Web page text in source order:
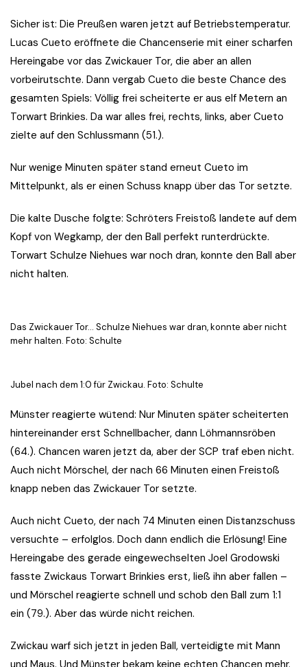
Sicher ist: Die Preußen waren jetzt auf Betriebstemperatur.
Lucas Cueto eröffnete die Chancenserie mit einer scharfen
Hereingabe vor das Zwickauer Tor, die aber an allen
vorbeirutschte. Dann vergab Cueto die beste Chance des
gesamten Spiels: Völlig frei scheiterte er aus elf Metern an
Torwart Brinkies. Da war alles frei, rechts, links, aber Cueto
zielte auf den Schlussmann (51.).
Nur wenige Minuten später stand erneut Cueto im
Mittelpunkt, als er einen Schuss knapp über das Tor setzte.
Die kalte Dusche folgte: Schröters Freistoß landete auf dem
Kopf von Wegkamp, der den Ball perfekt runterdrückte.
Torwart Schulze Niehues war noch dran, konnte den Ball aber
nicht halten.
Das Zwickauer Tor… Schulze Niehues war dran, konnte aber nicht
mehr halten. Foto: Schulte
Jubel nach dem 1:0 für Zwickau. Foto: Schulte
Münster reagierte wütend: Nur Minuten später scheiterten
hintereinander erst Schnellbacher, dann Löhmannsröben
(64.). Chancen waren jetzt da, aber der SCP traf eben nicht.
Auch nicht Mörschel, der nach 66 Minuten einen Freistoß
knapp neben das Zwickauer Tor setzte.
Auch nicht Cueto, der nach 74 Minuten einen Distanzschuss
versuchte – erfolglos. Doch dann endlich die Erlösung! Eine
Hereingabe des gerade eingewechselten Joel Grodowski
fasste Zwickaus Torwart Brinkies erst, ließ ihn aber fallen –
und Mörschel reagierte schnell und schob den Ball zum 1:1
ein (79.). Aber das würde nicht reichen.
Zwickau warf sich jetzt in jeden Ball, verteidigte mit Mann